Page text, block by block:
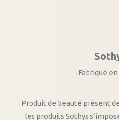
-Fabriqué
Produit de beauté présent
les produits Sothys